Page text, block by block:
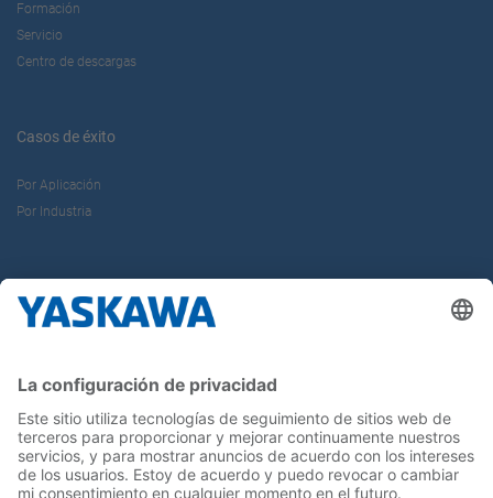
Formación
Servicio
Centro de descargas
Casos de éxito
Por Aplicación
Por Industria
Contacto